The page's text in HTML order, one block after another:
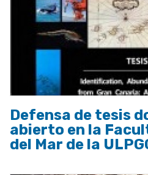
Defensa de tesis
abierto en la
del Mar de la